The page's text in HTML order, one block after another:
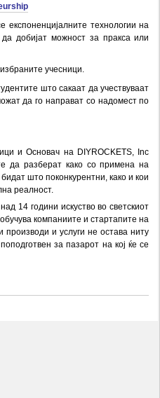
технологии на
добијат можност за пракса или
учесници.
што сакаат да учествуваат
да го направат со надомест по
и Основач на DIYROCKETS, Inc
да разберат како со примена на
што поконкурентни, како и кои
реалност.
14 години искуство во светскиот
компаниите и стартапите на
и услуги не остава ниту
за пазарот на кој ќе се